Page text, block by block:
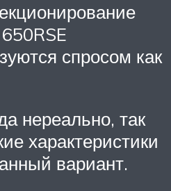
спросом как
нереально, так
характеристики
вариант.